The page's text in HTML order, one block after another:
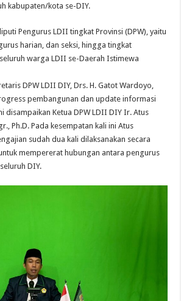
kabupaten/kota se-DIY.
Pengurus LDII tingkat Provinsi (DPW), yaitu
harian, dan seksi, hingga tingkat
warga LDII se-Daerah Istimewa
DPW LDII DIY, Drs. H. Gatot Wardoyo,
pembangunan dan update informasi
disampaikan Ketua DPW LDII DIY Ir. Atus
Ph.D. Pada kesempatan kali ini Atus
sudah dua kali dilaksanakan secara
mempererat hubungan antara pengurus
DIY.